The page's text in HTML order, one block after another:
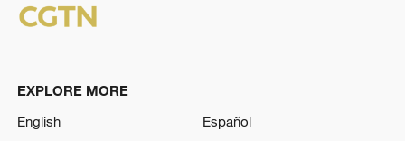
EXPLORE MORE
English
Español